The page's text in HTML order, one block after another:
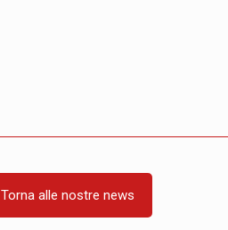
Torna alle nostre news